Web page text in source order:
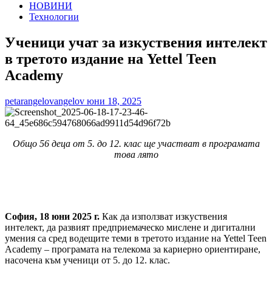
НОВИНИ
Технологии
Ученици учат за изкуствения интелект
в третото издание на Yettel Teen
Academy
petarangelovangelov юни 18, 2025
Общо 56 деца от 5. до 12. клас ще участват в програмата
това лято
София, 18 юни 2025 г. Как да използват изкуствения
интелект, да развият предприемаческо мислене и дигитални
умения са сред водещите теми в третото издание на Yettel Teen
Academy – програмата на телекома за кариерно ориентиране,
насочена към ученици от 5. до 12. клас.